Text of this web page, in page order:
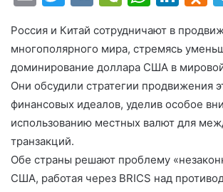
ai
l
itt
er
C
h
at
at
s
A
p
p
k
e
dI
n
n
o
a
s
s
Россия и Китай сотрудничают в
многополярного мира, стремясь
доминирование доллара США в
Они обсудили стратегии продвижения
финансовых идеалов, уделив особое
использованию местных валют для
транзакций.
Обе страны решают проблему
США, работая через BRICS над